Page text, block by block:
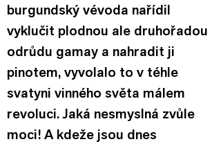
burgundský vévoda nařídil
vyklučit plodnou ale druhořadou
odrůdu gamay a nahradit ji
pinotem, vyvolalo to v téhle
svatyni vinného světa málem
revoluci. Jaká nesmyslná zvůle
moci! A kdeže jsou dnes